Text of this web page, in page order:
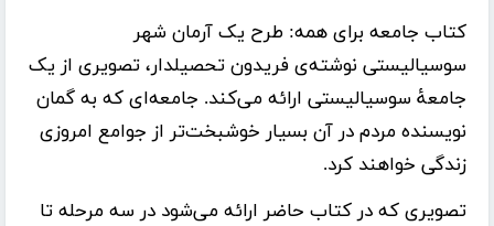
کتاب جامعه برای همه: طرح یک آرمان شهر
سوسیالیستی نوشته‌ی فریدون تحصیلدار، تصویری از یک
جامعۀ سوسیالیستی ارائه می‌کند. جامعه‌ای که به گمان
نویسنده مردم در آن بسیار خوشبخت‌تر از جوامع امروزی
زندگی خواهند کرد.
تصویری که در کتاب حاضر ارائه می‌شود در سه مرحله تا